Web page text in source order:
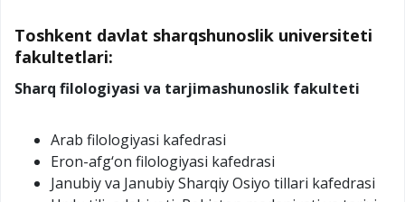
Toshkent davlat sharqshunoslik universiteti
fakultetlari:
Sharq filologiyasi va tarjimashunoslik fakulteti
Arab filologiyasi kafedrasi
Eron-afg‘on filologiyasi kafedrasi
Janubiy va Janubiy Sharqiy Osiyo tillari kafedrasi